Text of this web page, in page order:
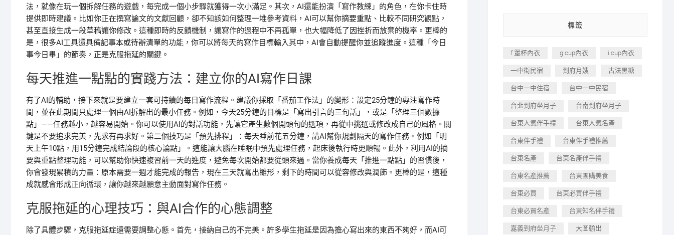
法，就像在玩一個拆解任務的遊戲，每完成一個小步驟就獲得一次小滿足。其次，AI還能扮演「寫作教練」的角色，在你卡住時
提供即時建議。比如你正在撰寫論文的文獻回顧，卻不知該如何整理一堆參考資料，AI可以幫你摘要重點、比較不同研究觀點，
甚至直接生成一段草稿讓你修改。這種即時的反饋機制，讓寫作的過程中不再孤單，也大幅降低了因挫折而放棄的機率。更棒的
是，很多AI工具還具備記事本或待辦清單的功能，你可以將每天的寫作目標輸入其中，AI會自動提醒你並追蹤進度。這種「今日
事今日畢」的節奏，正是克服拖延的關鍵。
每天推進一點點的實踐方法：建立你的AI寫作日課
有了AI的輔助，接下來就是要建立一套可持續的每日寫作流程。建議你採取「番茄工作法」的變形：設定25分鐘的專注寫作時
間，並在此期間只處理一個由AI拆解出的最小任務。例如，今天25分鐘的目標是「寫出引言的三句話」，或是「整理三個數據
點」——任務越小，越容易開始。你可以使用AI的對話功能，先讓它產生數個開頭句的選項，再從中挑選或修改成自己的風格。關
鍵是不要追求完美，先求有再求好。第二個技巧是「預先排程」：每天睡前花五分鐘，請AI幫你規劃隔天的寫作任務。例如「明
天上午10點，用15分鐘完成結論段的核心論點」。這能讓大腦在睡眠中預先處理任務，起床後執行時更順暢。此外，利用AI的摘
要與重點整理功能，可以幫助你快速複習前一天的進度，避免每次開始都要從頭來過。當你養成每天「推進一點點」的習慣後，
你會發現累積的力量：原本需要一週才能完成的報告，現在三天就寫出雛形，剩下的時間可以從容修改與潤飾。更棒的是，這種
成就感會形成正向循環，讓你越來越願意主動面對寫作任務。
克服拖延的心理技巧：與AI合作的心態調整
除了具體步驟，克服拖延症還需要調整心態。首先，接納自己的不完美。許多學生拖延是因為擔心寫出來的東西不夠好，而AI可
標籤
f 罩杯內衣 g cup內衣 i cup內衣
一中街民宿 到府月嫂 古法黑糖
台中一中住宿 台中一中民宿
台北到府坐月子 台南到府坐月子
台東人氣伴手禮 台東人氣名產
台東伴手禮 台東伴手禮推薦
台東名產 台東名產伴手禮
台東名產推薦 台東團購美食
台東必買 台東必買伴手禮
台東必買名產 台東知名伴手禮
嘉義到府坐月子 大圖輸出